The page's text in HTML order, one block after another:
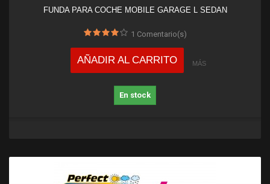
FUNDA PARA COCHE MOBILE GARAGE L SEDAN
1 Comentario(s)
AÑADIR AL CARRITO MÁS
En stock